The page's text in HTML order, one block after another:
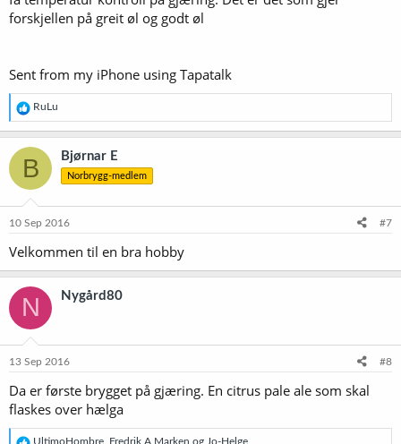
forskjellen på greit øl og godt øl
Sent from my iPhone using Tapatalk
R
e
a
k
s
j
o
e
:
RuLu
B Bjørnar E
Norbrygg-medlem
10 Sep 2016 #7
Velkommen til en bra hobby
N Nygård80
13 Sep 2016 #8
Da er første brygget på gjæring. En citrus pale ale som skal
flaskes over hælga
R
UltimoHombre Fredrik A Marken og Jo-Helge